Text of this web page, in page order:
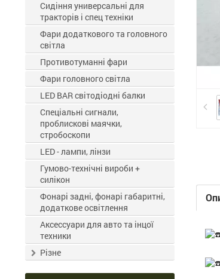
Сидіння универсальні для
тракторів і спец техніки
Фари додаткового та головного
світла
Противотуманні фари
Фари головного світла
LED BAR світодіодні балки
Спеціальні сигнали,
проблискові маячки,
стробоскопи
LED - лампи, лінзи
Гумово-технічні вироби +
силікон
Фонарі задні, фонарі габаритні,
додаткове освітлення
Аксессуари для авто та інцої
техники
Різне